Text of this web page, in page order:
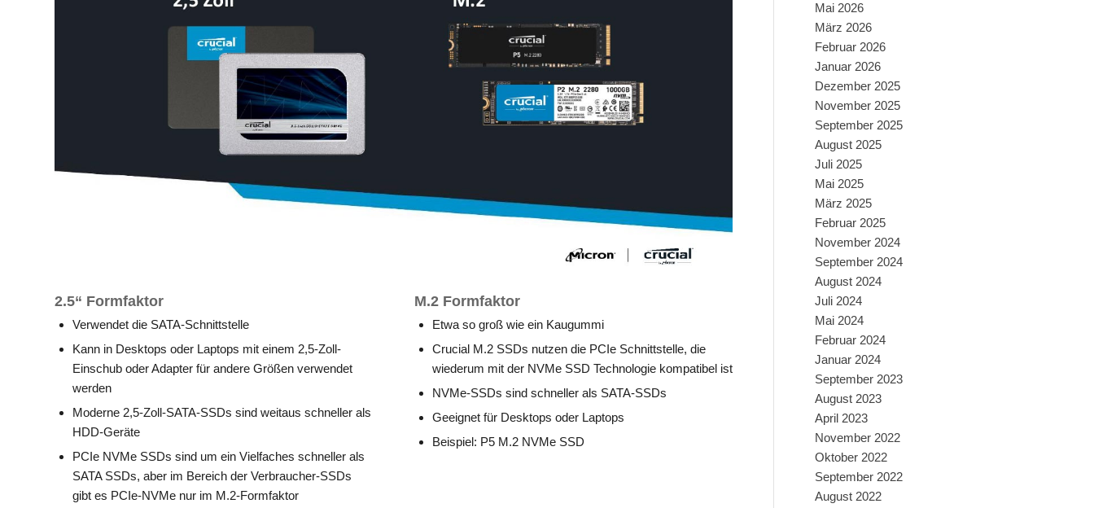
2.5“ Formfaktor
Verwendet die SATA-Schnittstelle
Kann in Desktops oder Laptops mit einem 2,5-Zoll-
Einschub oder Adapter für andere Größen verwendet
werden
Moderne 2,5-Zoll-SATA-SSDs sind weitaus schneller als
HDD-Geräte
PCIe NVMe SSDs sind um ein Vielfaches schneller als
SATA SSDs, aber im Bereich der Verbraucher-SSDs
gibt es PCIe-NVMe nur im M.2-Formfaktor
M.2 Formfaktor
Etwa so groß wie ein Kaugummi
Crucial M.2 SSDs nutzen die PCIe Schnittstelle, die
wiederum mit der NVMe SSD Technologie kompatibel ist
NVMe-SSDs sind schneller als SATA-SSDs
Geeignet für Desktops oder Laptops
Beispiel: P5 M.2 NVMe SSD
Mai 2026
März 2026
Februar 2026
Januar 2026
Dezember 2025
November 2025
September 2025
August 2025
Juli 2025
Mai 2025
März 2025
Februar 2025
November 2024
September 2024
August 2024
Juli 2024
Mai 2024
Februar 2024
Januar 2024
September 2023
August 2023
April 2023
November 2022
Oktober 2022
September 2022
August 2022